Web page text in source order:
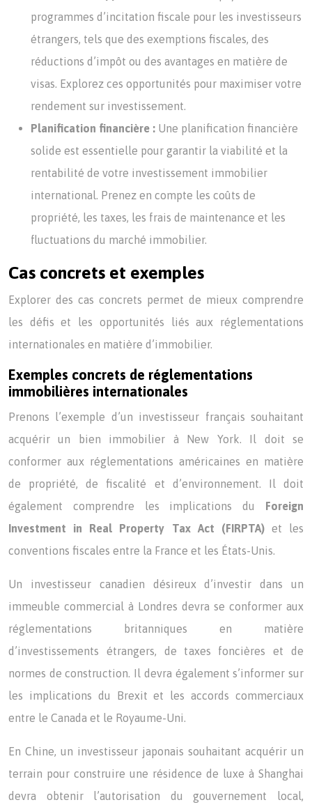
programmes d’incitation fiscale pour les investisseurs
étrangers, tels que des exemptions fiscales, des
réductions d’impôt ou des avantages en matière de
visas. Explorez ces opportunités pour maximiser votre
rendement sur investissement.
Planification financière : Une planification financière
solide est essentielle pour garantir la viabilité et la
rentabilité de votre investissement immobilier
international. Prenez en compte les coûts de
propriété, les taxes, les frais de maintenance et les
fluctuations du marché immobilier.
Cas concrets et exemples
Explorer des cas concrets permet de mieux comprendre
les défis et les opportunités liés aux réglementations
internationales en matière d’immobilier.
Exemples concrets de réglementations
immobilières internationales
Prenons l’exemple d’un investisseur français souhaitant
acquérir un bien immobilier à New York. Il doit se
conformer aux réglementations américaines en matière
de propriété, de fiscalité et d’environnement. Il doit
également comprendre les implications du Foreign
Investment in Real Property Tax Act (FIRPTA) et les
conventions fiscales entre la France et les États-Unis.
Un investisseur canadien désireux d’investir dans un
immeuble commercial à Londres devra se conformer aux
réglementations britanniques en matière
d’investissements étrangers, de taxes foncières et de
normes de construction. Il devra également s’informer sur
les implications du Brexit et les accords commerciaux
entre le Canada et le Royaume-Uni.
En Chine, un investisseur japonais souhaitant acquérir un
terrain pour construire une résidence de luxe à Shanghai
devra obtenir l’autorisation du gouvernement local,